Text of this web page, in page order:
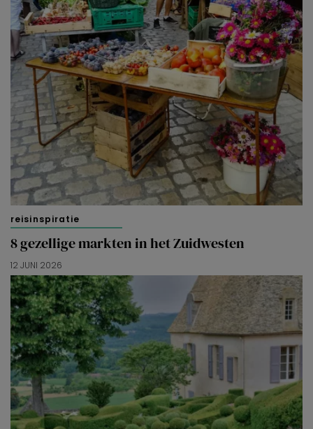
reisinspiratie
8 gezellige markten in het Zuidwesten
12 JUNI 2026